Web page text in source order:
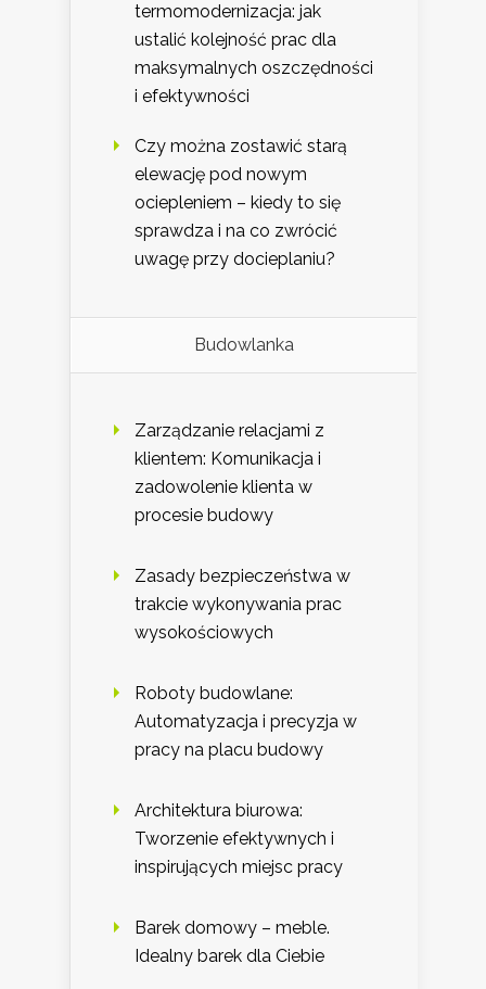
termomodernizacja: jak
ustalić kolejność prac dla
maksymalnych oszczędności
i efektywności
Czy można zostawić starą
elewację pod nowym
ociepleniem – kiedy to się
sprawdza i na co zwrócić
uwagę przy docieplaniu?
Budowlanka
Zarządzanie relacjami z
klientem: Komunikacja i
zadowolenie klienta w
procesie budowy
Zasady bezpieczeństwa w
trakcie wykonywania prac
wysokościowych
Roboty budowlane:
Automatyzacja i precyzja w
pracy na placu budowy
Architektura biurowa:
Tworzenie efektywnych i
inspirujących miejsc pracy
Barek domowy – meble.
Idealny barek dla Ciebie